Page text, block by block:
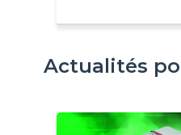
Actualités